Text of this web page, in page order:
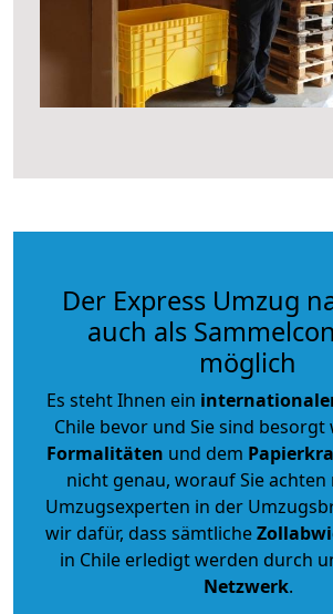
Der Express Umzug
auch als
möglich
Es steht Ihnen ein
Chile bevor und Sie sind besorgt
Formalitäten und dem
nicht genau, worauf Sie achten
Umzugsexperten in der
wir dafür, dass sämtliche
in Chile erledigt werden durch
Netzwerk.